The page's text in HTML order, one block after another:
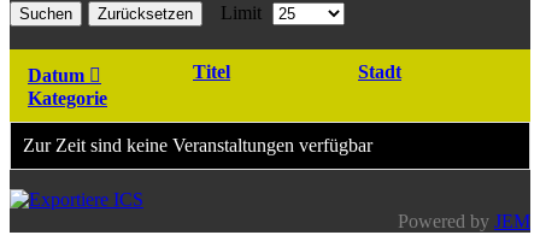
Suchen Zurücksetzen Limit
Datum Titel
Stadt
Kategorie
Zur Zeit sind keine Veranstaltungen verfügbar
Powered by JEM